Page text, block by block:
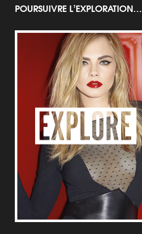
POURSUIVRE L’EXPLORATION…